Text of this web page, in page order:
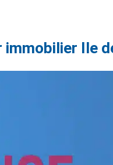
Ile